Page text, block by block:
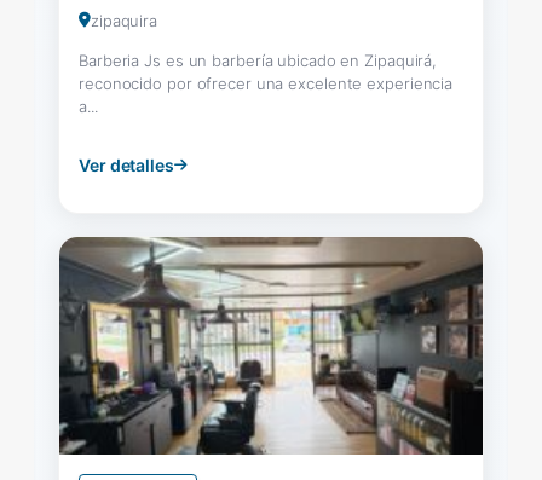
zipaquira
Barberia Js es un barbería ubicado en Zipaquirá,
reconocido por ofrecer una excelente experiencia
a...
Ver detalles